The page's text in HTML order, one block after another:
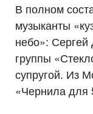
В полном
музыканты
небо»:
группы
супругой. Из
«Чернила для